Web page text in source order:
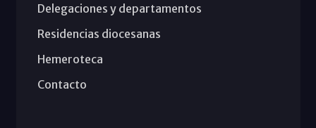
Delegaciones y departamentos
Residencias diocesanas
Hemeroteca
Contacto